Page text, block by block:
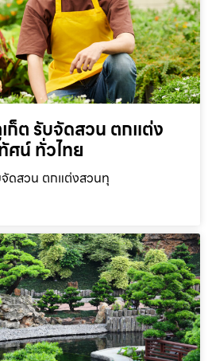
ก็ต รับจัดสวน ตกแต่ง
น์ ทั่วไทย
ดสวน ตกแต่งสวนทุ